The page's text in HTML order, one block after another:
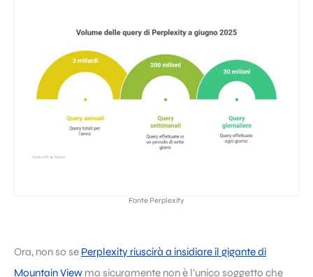
Fonte Perplexity
Ora, non so se Perplexity riuscirà a insidiare il gigante di
Mountain View ma sicuramente non è l’unico soggetto che